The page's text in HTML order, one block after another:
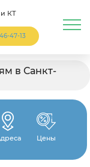
КТ
47-13
в Санкт-
Цены